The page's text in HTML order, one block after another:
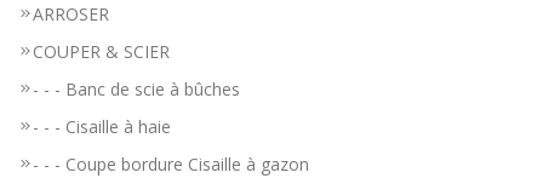
ARROSER
COUPER & SCIER
- - - Banc de scie à bûches
- - - Cisaille à haie
- - - Coupe bordure Cisaille à gazon